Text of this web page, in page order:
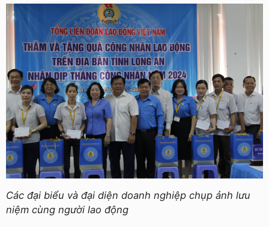
Các đại biểu và đại diện doanh nghiệp chụp ảnh lưu
niệm cùng người lao động